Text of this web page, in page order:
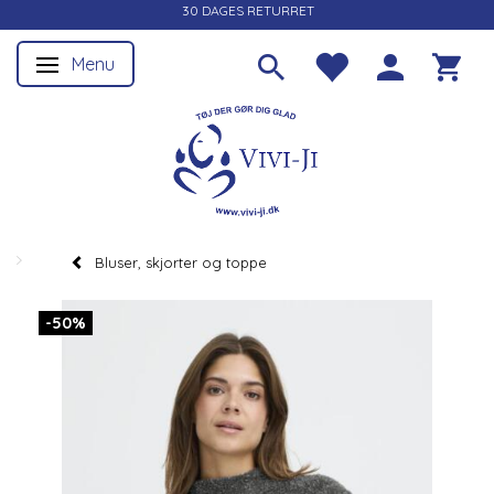
30 DAGES RETURRET
Skifte navigation
Menu
Bluser, skjorter og toppe
-50%